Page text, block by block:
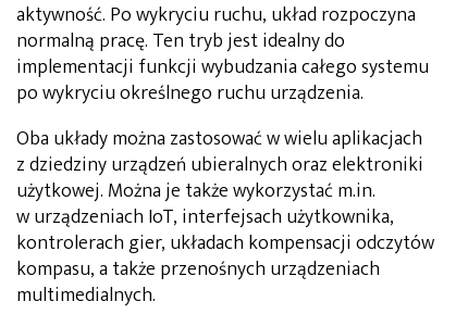
aktywność. Po wykryciu ruchu, układ rozpoczyna
normalną pracę. Ten tryb jest idealny do
implementacji funkcji wybudzania całego systemu
po wykryciu określnego ruchu urządzenia.
Oba układy można zastosować w wielu aplikacjach
z dziedziny urządzeń ubieralnych oraz elektroniki
użytkowej. Można je także wykorzystać m.in.
w urządzeniach IoT, interfejsach użytkownika,
kontrolerach gier, układach kompensacji odczytów
kompasu, a także przenośnych urządzeniach
multimedialnych.